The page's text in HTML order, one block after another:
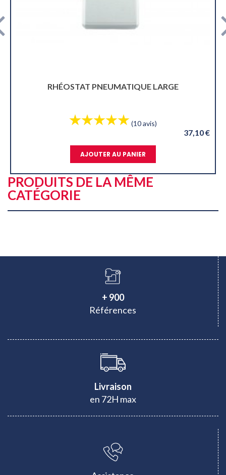
PRODUITS DE LA MÊME
CATÉGORIE
RHÉOSTAT SINGER...
+ 900
Références
Livraison
en 72H max